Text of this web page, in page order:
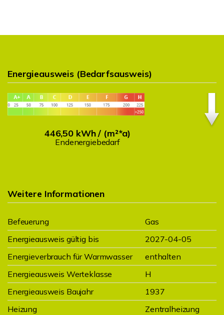
Energieausweis (Bedarfsausweis)
446,50 kWh / (m²*a)
Endenergiebedarf
Weitere Informationen
Befeuerung
Gas
Energieausweis gültig bis
2027-04-05
Energieverbrauch für Warmwasser
enthalten
Energieausweis Werteklasse
H
Energieausweis Baujahr
1937
Heizung
Zentralheizung